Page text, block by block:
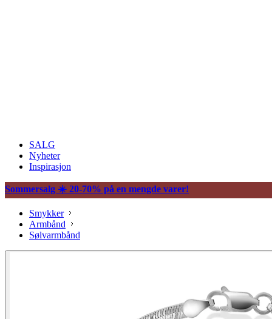
SALG
Nyheter
Inspirasjon
Sommersalg ☀️ 20-70% på en mengde varer!
Smykker
Armbånd
Sølvarmbånd